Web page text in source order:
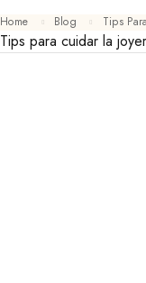
Home Blog Tips
Tips para cuidar la